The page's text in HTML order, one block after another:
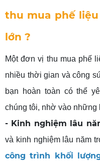
thu mua phế
lớn ?
Một đơn vị thu mua phế
nhiều thời gian và công
bạn hoàn toàn có thể
chúng tôi, nhờ vào những
- Kinh nghiệm lâu
và kinh nghiệm lâu năm
công trình khối